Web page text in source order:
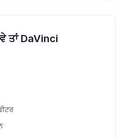
ਤਾਂ DaVinci